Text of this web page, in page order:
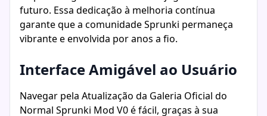
futuro. Essa dedicação à melhoria contínua
garante que a comunidade Sprunki permaneça
vibrante e envolvida por anos a fio.
Interface Amigável ao Usuário
Navegar pela Atualização da Galeria Oficial do
Normal Sprunki Mod V0 é fácil, graças à sua